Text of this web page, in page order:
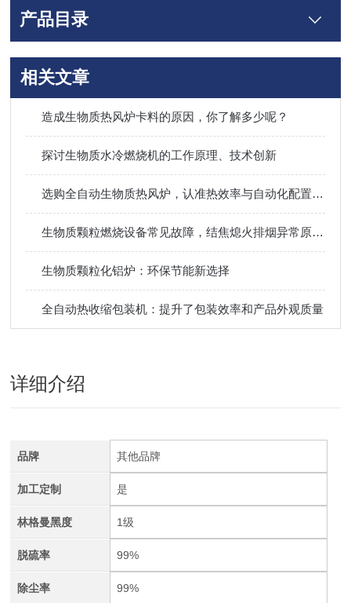
产品目录
相关文章
造成生物质热风炉卡料的原因，你了解多少呢？
探讨生物质水冷燃烧机的工作原理、技术创新
选购全自动生物质热风炉，认准热效率与自动化配置两大要点！
生物质颗粒燃烧设备常见故障，结焦熄火排烟异常原因排查维修方法
生物质颗粒化铝炉：环保节能新选择
全自动热收缩包装机：提升了包装效率和产品外观质量
详细介绍
品牌 其他品牌
加工定制 是
林格曼黑度 1级
脱硫率 99%
除尘率 99%